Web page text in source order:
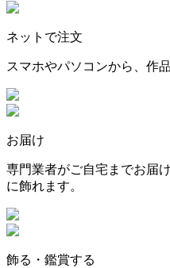
ネットで注文
スマホやパソコンから、作
お届け
専門業者がご自宅までお届
に飾れます。
飾る・鑑賞する